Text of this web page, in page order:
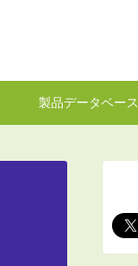
製品データベース